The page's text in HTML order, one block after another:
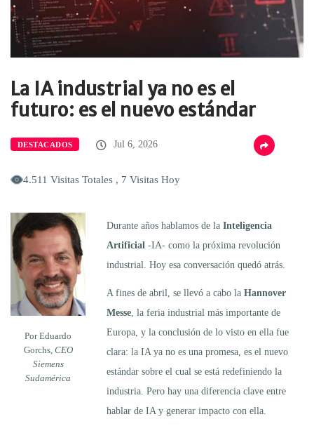
La IA industrial ya no es el
futuro: es el nuevo estándar
DESTACADOS Jul 6, 2026
4.511 Visitas Totales , 7 Visitas Hoy
Por Eduardo
Gorchs, CEO
Siemens
Sudamérica
Durante años hablamos de la Inteligencia
Artificial -IA- como la próxima revolución
industrial. Hoy esa conversación quedó atrás.
A fines de abril, se llevó a cabo la Hannover
Messe , la feria industrial más importante de
Europa, y la conclusión de lo visto en ella fue
clara: la IA ya no es una promesa, es el nuevo
estándar sobre el cual se está redefiniendo la
industria. Pero hay una diferencia clave entre
hablar de IA y generar impacto con ella.